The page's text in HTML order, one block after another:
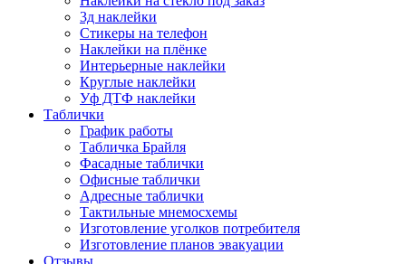
3д наклейки
Cтикеры на телефон
Наклейки на плёнке
Интерьерные наклейки
Круглые наклейки
Уф ДТФ наклейки
Таблички
График работы
Табличка Брайля
Фасадные таблички
Офисные таблички
Адресные таблички
Тактильные мнемосхемы
Изготовление уголков потребителя
Изготовление планов эвакуации
Отзывы